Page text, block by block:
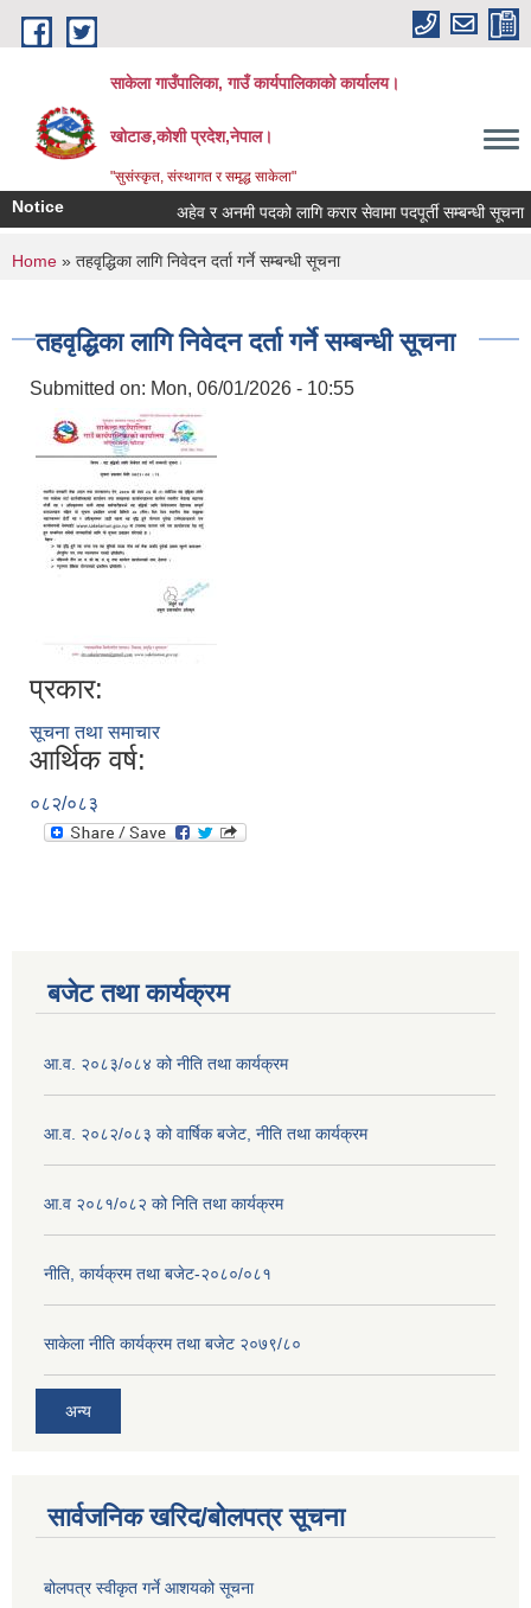
Skip to main content
साकेला गाउँपालिका, गाउँ कार्यपालिकाको कार्यालय।
खोटाङ,कोशी प्रदेश,नेपाल।
"सुसंस्कृत, संस्थागत र समृद्ध साकेला"
Notice अहेव र अनमी पदको लागि करार सेवामा पदपूर्ती सम्बन्धी सूचना
You are here
Home » तहवृद्धिका लागि निवेदन दर्ता गर्ने सम्बन्धी सूचना
तहवृद्धिका लागि निवेदन दर्ता गर्ने सम्बन्धी सूचना
Submitted on: Mon, 06/01/2026 - 10:55
प्रकार:
सूचना तथा समाचार
आर्थिक वर्ष:
०८२/०८३
बजेट तथा कार्यक्रम
आ.व. २०८३/०८४ को नीति तथा कार्यक्रम
आ.व. २०८२/०८३ को वार्षिक बजेट, नीति तथा कार्यक्रम
आ.व २०८१/०८२ को निति तथा कार्यक्रम
नीति, कार्यक्रम तथा बजेट-२०८०/०८१
साकेला नीति कार्यक्रम तथा बजेट २०७९/८०
अन्य
सार्वजनिक खरिद/बोलपत्र सूचना
बोलपत्र स्वीकृत गर्ने आशयको सूचना